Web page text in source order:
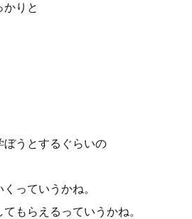
かりと
ぼうとするぐらいの
っていうかね。
もらえるっていうかね。